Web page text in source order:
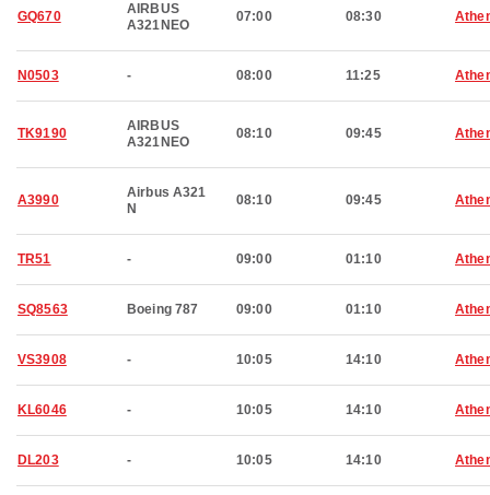
GQ670
AIRBUS
A321NEO
07:00 08:30
N0503 - 08:00 11:25
TK9190
AIRBUS
A321NEO
08:10 09:45
A3990
Airbus A321
N
08:10 09:45
TR51 - 09:00 01:10
SQ8563 Boeing 787 09:00 01:10
VS3908 - 10:05 14:10
KL6046 - 10:05 14:10
DL203 - 10:05 14:10